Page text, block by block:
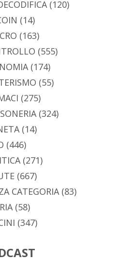
(120)
(14)
(163)
(555)
(174)
(55)
(275)
(324)
(14)
(446)
(271)
(667)
CATEGORIA(83)
(58)
(347)